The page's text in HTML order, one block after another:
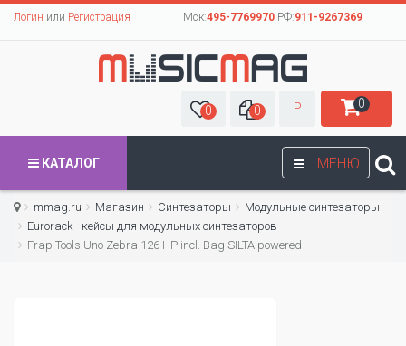
Логин или Регистрация Мск:495-7769970РФ:911-9267369
0 0 Р 0
МЕНЮ
КАТАЛОГ
mmag.ru Магазин Синтезаторы
Модульные синтезаторы
Eurorack - кейсы для модульных синтезаторов
Frap Tools Uno Zebra 126 HP incl. Bag SILTA powered